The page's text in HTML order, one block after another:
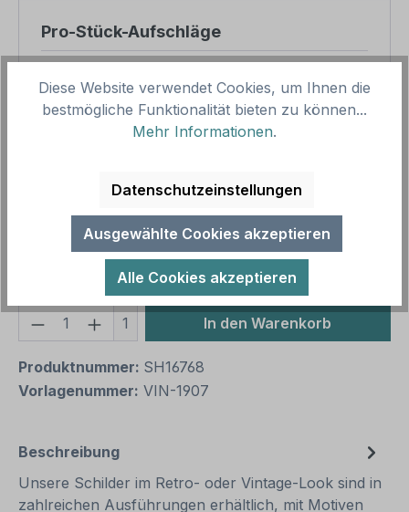
Pro-Stück-Aufschläge
Zwischensumme
8,57 €
Gesamtpreis
Preise inkl. MwSt. zzgl. Versandkosten
Aufgrund von Neuberechnungen im Warenkorb sind
abweichende Endpreise möglich.
Produkt Anzahl: Gib den gewünschten
1 In den Warenkorb
Produktnummer: SH16768
Vorlagenummer: VIN-1907
Beschreibung
Unsere Schilder im Retro- oder Vintage-Look sind in
zahlreichen Ausführungen erhältlich, mit Motiven
Diese Website verwendet Cookies, um Ihnen die
bestmögliche Funktionalität bieten zu können...
Mehr Informationen.
Datenschutzeinstellungen
Ausgewählte Cookies akzeptieren
Alle Cookies akzeptieren